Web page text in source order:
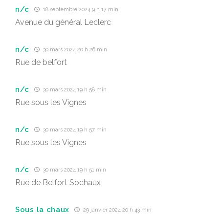
n/c 18 septembre 2024 9 h 17 min
Avenue du général Leclerc
n/c 30 mars 2024 20 h 26 min
Rue de belfort
n/c 30 mars 2024 19 h 58 min
Rue sous les Vignes
n/c 30 mars 2024 19 h 57 min
Rue sous les Vignes
n/c 30 mars 2024 19 h 51 min
Rue de Belfort Sochaux
Sous la chaux 29 janvier 2024 20 h 43 min